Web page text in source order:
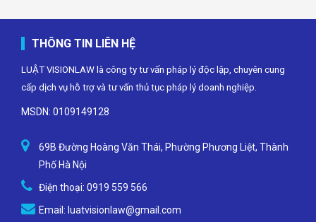
THÔNG TIN LIÊN HỆ
LUẬT VISIONLAW là công ty tư vấn pháp lý độc lập, chuyên cung
cấp dịch vụ hỗ trợ và tư vấn thủ tục pháp lý doanh nghiệp.
MSDN: 0109149128
69B Đường Hoàng Văn Thái, Phường Phương Liệt, Thành
Phố Hà Nội
Điện thoại: 0919 559 566
Email: luatvisionlaw@gmail.com